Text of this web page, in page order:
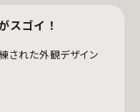
スゴイ！
された外観デザイン